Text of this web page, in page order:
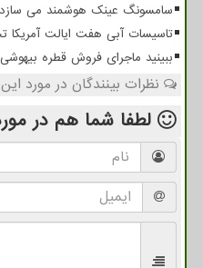
سامسونگ عینک هوشمند می سازد
تاسیسات آبی هفت ایالت
ببینید ماجرای فروش قطره
نظرات بینندگان در مورد
لطفا شما هم در